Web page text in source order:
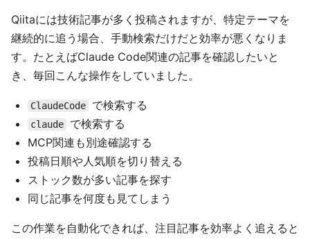
Qiitaには技術記事が多く投稿されますが、特定テーマを
継続的に追う場合、手動検索だけだと効率が悪くなりま
す。たとえばClaude Code関連の記事を確認したいと
き、毎回こんな操作をしていました。
ClaudeCode で検索する
claude
で検索する
MCP関連も別途確認する
投稿日順や人気順を切り替える
ストック数が多い記事を探す
同じ記事を何度も見てしまう
この作業を自動化できれば、注目記事を効率よく追えると